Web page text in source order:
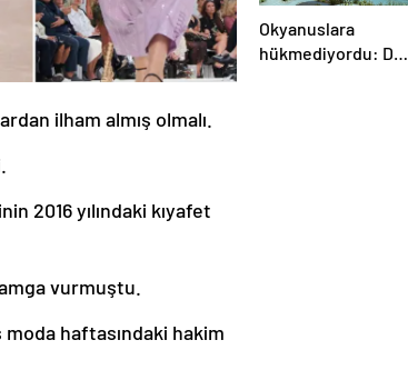
ilham almış olmalı.
2016 yılındaki kıyafet
vurmuştu.
moda haftasındaki hakim
Okyanuslara
hükmediyordu: Dev